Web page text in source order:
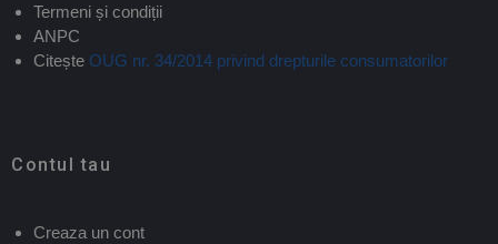
Termeni și condiții
ANPC
Citește OUG nr. 34/2014 privind drepturile consumatorilor
Contul tau
Creaza un cont